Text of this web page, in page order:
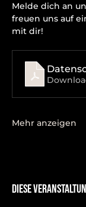
Melde dich an
freuen uns auf
mit dir!
Mehr anzeigen
Diese